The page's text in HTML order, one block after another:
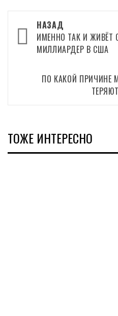
Навигация
записи
НАЗАД
ИМЕННО ТАК И ЖИВЁТ
МИЛЛИАРДЕР В США
ПО КАКОЙ ПРИЧИНЕ
ТОЖЕ ИНТЕРЕСНО